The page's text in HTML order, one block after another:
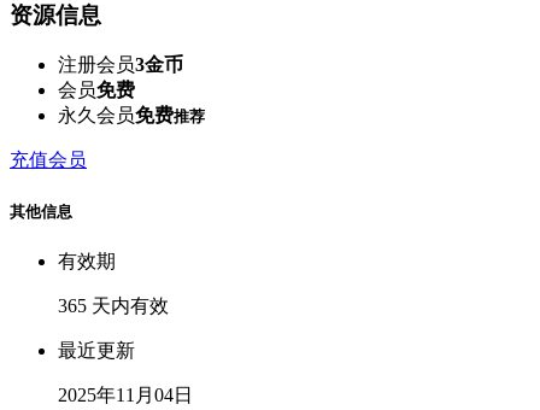
资源信息
注册会员3金币
会员免费
永久会员免费推荐
充值会员
其他信息
有效期
365 天内有效
最近更新
2025年11月04日